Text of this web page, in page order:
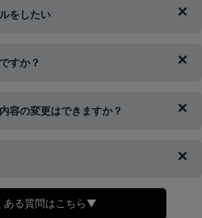
の変更が可能です。
をしたい
係上、午後以降のご連絡やキャンセル
お手続きが間に合わない場合は変更、
すか？
・携帯キャリア決済・おねだり決
容の変更はできますか？
ります。
み発行しております。
ある質問はこちら▼